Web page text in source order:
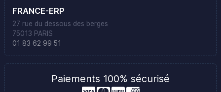
FRANCE-ERP
27 rue du dessous des berges
75013 PARIS
01 83 62 99 51
Paiements 100% sécurisé